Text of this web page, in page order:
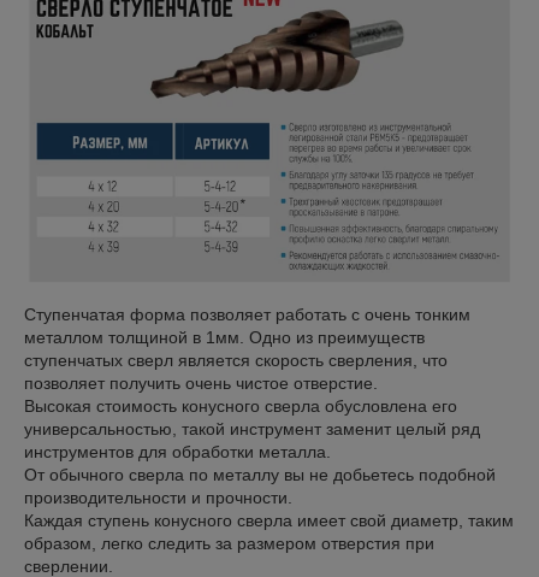
Ступенчатая форма позволяет работать с очень тонким
металлом толщиной в 1мм. Одно из преимуществ
ступенчатых сверл является скорость сверления, что
позволяет получить очень чистое отверстие.
Высокая стоимость конусного сверла обусловлена его
универсальностью, такой инструмент заменит целый ряд
инструментов для обработки металла.
От обычного сверла по металлу вы не добьетесь подобной
производительности и прочности.
Каждая ступень конусного сверла имеет свой диаметр, таким
образом, легко следить за размером отверстия при
сверлении.